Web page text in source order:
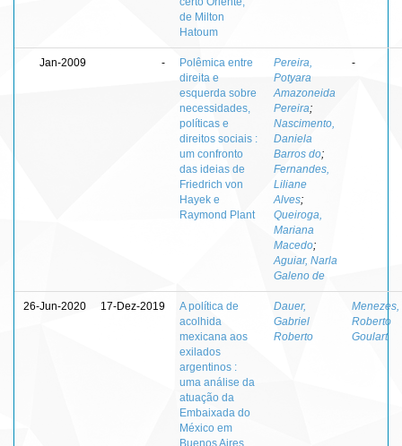
de Milton
Hatoum
Jan-2009 -
Polêmica entre
direita e
esquerda sobre
necessidades,
políticas e
direitos sociais :
um confronto
das ideias de
Friedrich von
Hayek e
Raymond Plant
Pereira,
Potyara
Amazoneida
Pereira;
Nascimento,
Daniela
Barros do;
Fernandes,
Liliane
Alves;
Queiroga,
Mariana
Macedo;
Aguiar, Narla
Galeno de
-
26-Jun-2020 17-Dez-2019
A política de
acolhida
mexicana aos
exilados
argentinos :
uma análise da
atuação da
Embaixada do
México em
Buenos Aires
Dauer,
Gabriel
Roberto
Menezes,
Roberto
Goulart